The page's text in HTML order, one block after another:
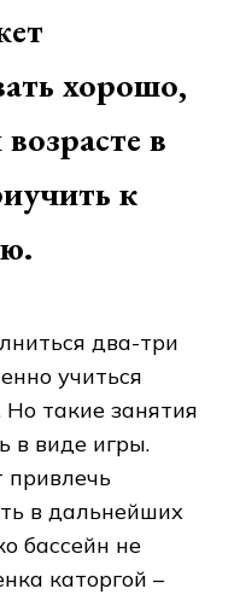
хорошо,
в
к
два-три
учиться
такие занятия
в виде игры.
привлечь
в дальнейших
бассейн не
каторгой –